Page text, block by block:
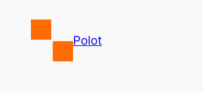
Polot